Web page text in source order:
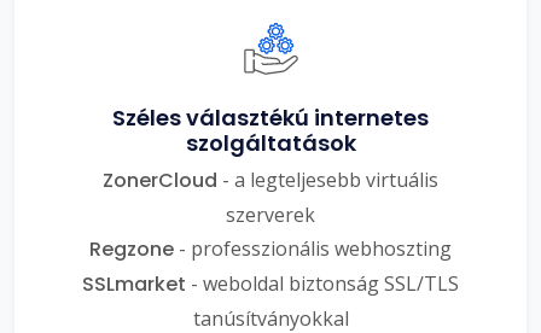
Széles választékú internetes
szolgáltatások
ZonerCloud - a legteljesebb virtuális
szerverek
Regzone - professzionális webhoszting
SSLmarket - weboldal biztonság SSL/TLS
tanúsítványokkal